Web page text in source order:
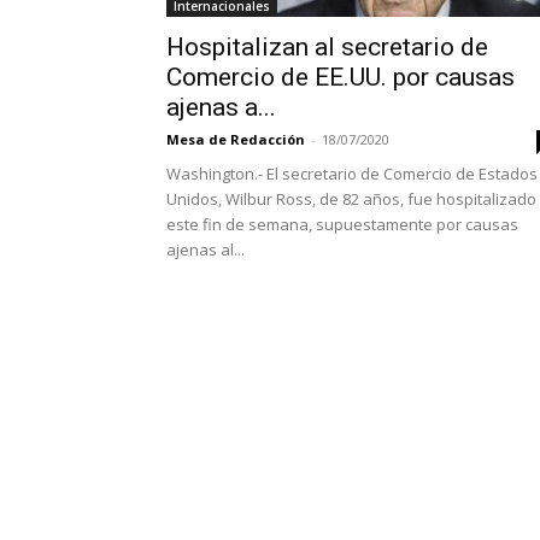
Internacionales
Hospitalizan al secretario de
Comercio de EE.UU. por causas
ajenas a...
Mesa de Redacción - 18/07/2020
Washington.- El secretario de Comercio de Estados
Unidos, Wilbur Ross, de 82 años, fue hospitalizado
este fin de semana, supuestamente por causas
ajenas al...